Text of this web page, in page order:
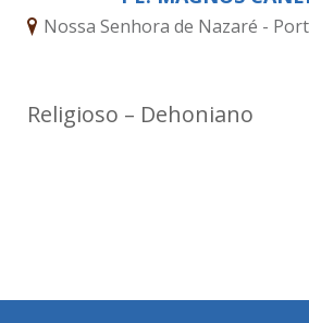
Nossa Senhora de Nazaré -
Religioso – Dehoniano